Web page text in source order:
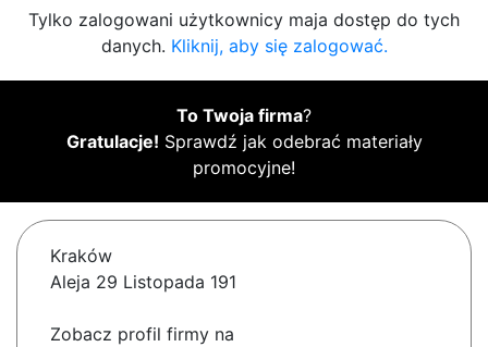
Tylko zalogowani użytkownicy maja dostęp do tych
danych. Kliknij, aby się zalogować.
To Twoja firma?
Gratulacje! Sprawdź jak odebrać materiały
promocyjne!
Kraków
Aleja 29 Listopada 191
Zobacz profil firmy na